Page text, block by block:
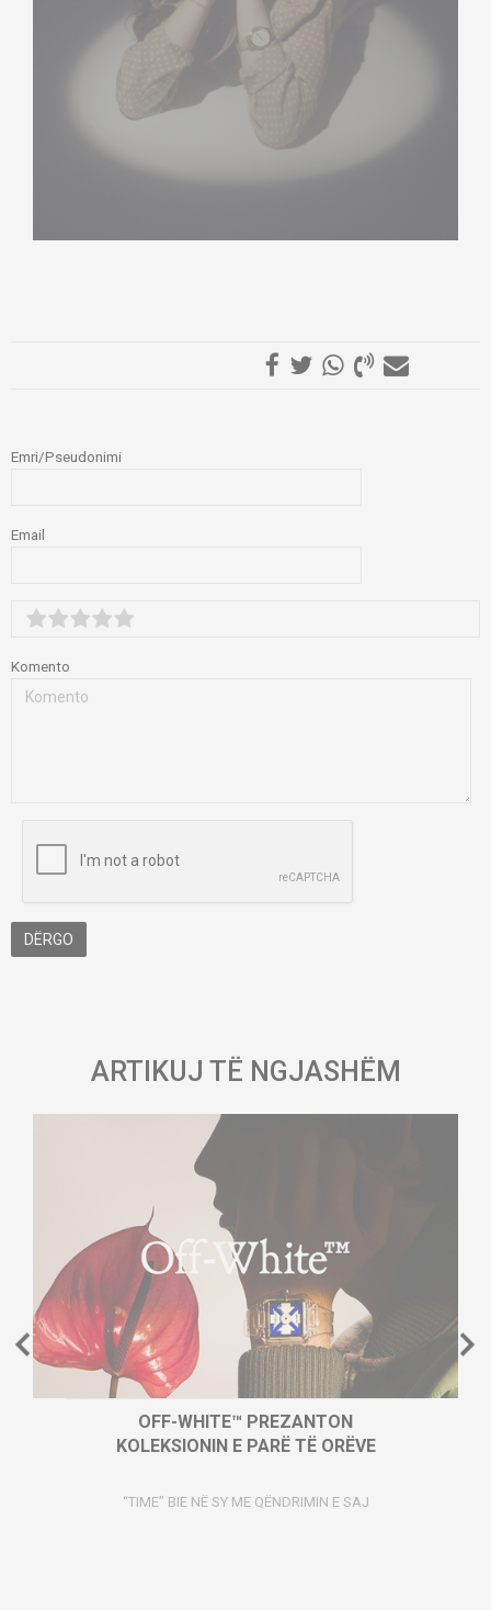
Emri/Pseudonimi
Email
Komento
DËRGO
ARTIKUJ TË NGJASHËM
OFF-WHITE™ PREZANTON
KOLEKSIONIN E PARË TË ORËVE
“TIME” BIE NË SY ME QËNDRIMIN E SAJ